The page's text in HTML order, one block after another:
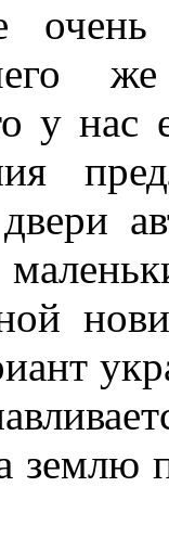
у нас
землю